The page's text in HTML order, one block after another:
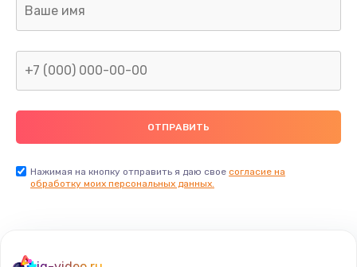
Нажимая на кнопку отправить я даю свое согласие на
обработку моих персональных данных.